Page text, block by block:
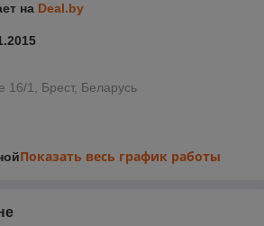
на Deal.by
16/1, Брест, Беларусь
Показать весь график работы